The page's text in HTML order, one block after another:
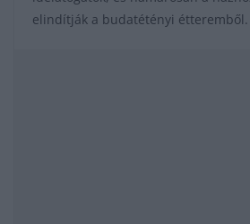
elindítják a budatétényi étteremből.